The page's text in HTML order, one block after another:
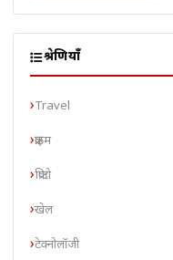
श्रेणियाँ
Travel
क्राइम
क्रिप्टो
खेल
टेक्नोलॉजी